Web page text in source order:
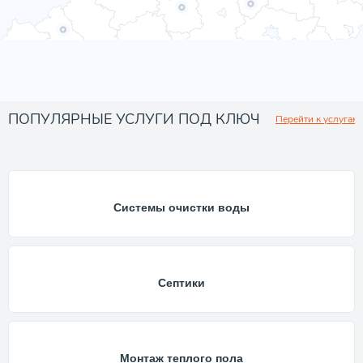
ПОПУЛЯРНЫЕ УСЛУГИ ПОД КЛЮЧ Перейти к услугам
Системы очистки воды
Септики
Монтаж теплого пола